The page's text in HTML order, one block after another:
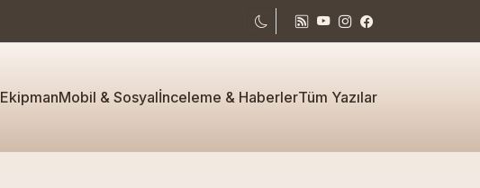
EkipmanMobil & Sosyalİnceleme & HaberlerTüm Yazılar